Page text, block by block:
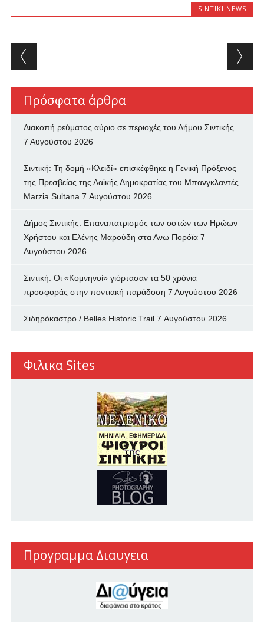
SINTIKI NEWS
Post navigation
Πρόσφατα άρθρα
Διακοπή ρεύματος αύριο σε περιοχές του Δήμου Σιντικής
7 Αυγούστου 2026
Σιντική: Τη δομή «Κλειδί» επισκέφθηκε η Γενική Πρόξενος
της Πρεσβείας της Λαϊκής Δημοκρατίας του Μπανγκλαντές
Marzia Sultana 7 Αυγούστου 2026
Δήμος Σιντικής: Επαναπατρισμός των oστών των Ηρώων
Χρήστου και Ελένης Μαρούδη στα Ανω Πορόϊα 7
Αυγούστου 2026
Σιντική: Οι «Κομνηνοί» γιόρτασαν τα 50 χρόνια
προσφοράς στην ποντιακή παράδοση 7 Αυγούστου 2026
Σιδηρόκαστρο / Belles Historic Trail 7 Αυγούστου 2026
Φιλικα Sites
Προγραμμα Διαυγεια